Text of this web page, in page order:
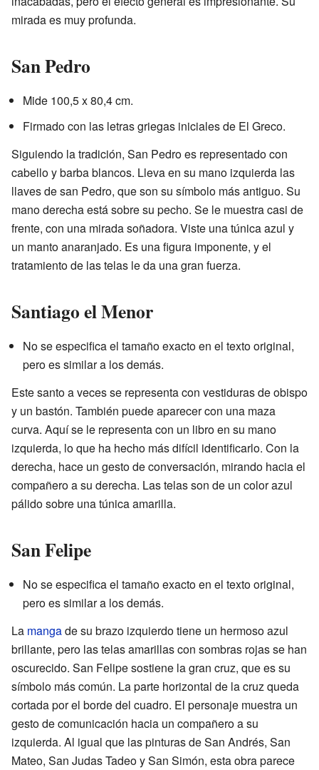
mirada es muy profunda.
San Pedro
Mide 100,5 x 80,4 cm.
Firmado con las letras griegas iniciales de El Greco.
Siguiendo la tradición, San Pedro es representado con
cabello y barba blancos. Lleva en su mano izquierda las
llaves de san Pedro, que son su símbolo más antiguo. Su
mano derecha está sobre su pecho. Se le muestra casi de
frente, con una mirada soñadora. Viste una túnica azul y
un manto anaranjado. Es una figura imponente, y el
tratamiento de las telas le da una gran fuerza.
Santiago el Menor
No se especifica el tamaño exacto en el texto original,
pero es similar a los demás.
Este santo a veces se representa con vestiduras de obispo
y un bastón. También puede aparecer con una maza
curva. Aquí se le representa con un libro en su mano
izquierda, lo que ha hecho más difícil identificarlo. Con la
derecha, hace un gesto de conversación, mirando hacia el
compañero a su derecha. Las telas son de un color azul
pálido sobre una túnica amarilla.
San Felipe
No se especifica el tamaño exacto en el texto original,
pero es similar a los demás.
La mangade su brazo izquierdo tiene un hermoso azul
brillante, pero las telas amarillas con sombras rojas se han
oscurecido. San Felipe sostiene la gran cruz, que es su
símbolo más común. La parte horizontal de la cruz queda
cortada por el borde del cuadro. El personaje muestra un
gesto de comunicación hacia un compañero a su
izquierda. Al igual que las pinturas de San Andrés, San
Mateo, San Judas Tadeo y San Simón, esta obra parece